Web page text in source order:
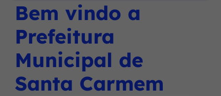
Ir
para
o
rodapé
[alt+4]
Instagram
Facebook
Youtube
menu
principal
Bem vindo a
Prefeitura
Municipal de
Santa Carmem